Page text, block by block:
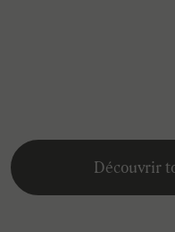
Découvrir